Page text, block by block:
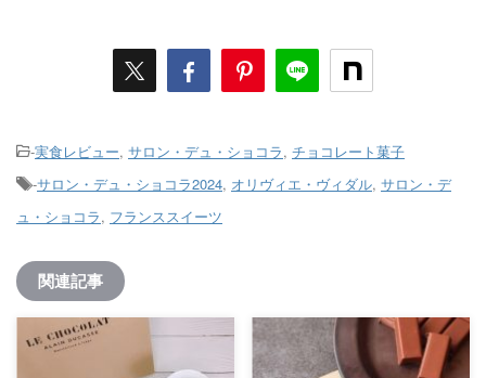
-実食レビュー, サロン・デュ・ショコラ, チョコレート菓子
-サロン・デュ・ショコラ2024, オリヴィエ・ヴィダル, サロン・デ
ュ・ショコラ, フランススイーツ
関連記事